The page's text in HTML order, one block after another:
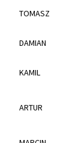
TOMASZ
DAMIAN
KAMIL
ARTUR